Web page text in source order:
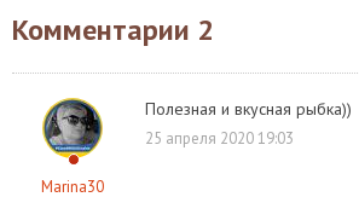
Комментарии 2
Marina30
Полезная и вкусная рыбка))
25 апреля 2020 19:03